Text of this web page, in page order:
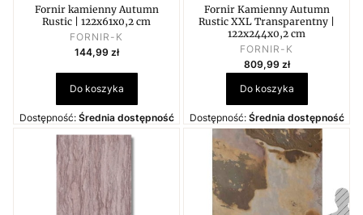
Fornir kamienny Autumn
Rustic | 122x61x0,2 cm
PRODUCENT
FORNIR-K
Cena
144,99 zł
Do koszyka
Dostępność: Średnia dostępność
Fornir Kamienny Autumn
Rustic XXL Transparentny |
122x244x0,2 cm
PRODUCENT
FORNIR-K
Cena
809,99 zł
Do koszyka
Dostępność: Średnia dostępność